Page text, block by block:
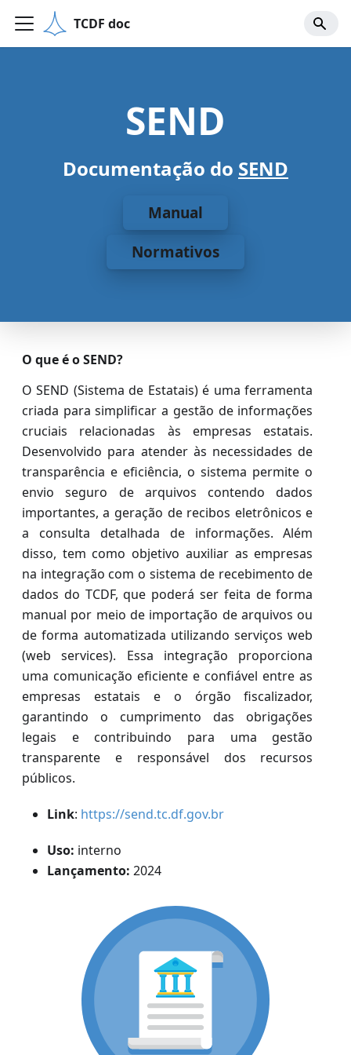
TCDF doc
SEND
Documentação do SEND
Manual
Normativos
O que é o SEND?
O SEND (Sistema de Estatais) é uma ferramenta
criada para simplificar a gestão de informações
cruciais relacionadas às empresas estatais.
Desenvolvido para atender às necessidades de
transparência e eficiência, o sistema permite o
envio seguro de arquivos contendo dados
importantes, a geração de recibos eletrônicos e
a consulta detalhada de informações. Além
disso, tem como objetivo auxiliar as empresas
na integração com o sistema de recebimento de
dados do TCDF, que poderá ser feita de forma
manual por meio de importação de arquivos ou
de forma automatizada utilizando serviços web
(web services). Essa integração proporciona
uma comunicação eficiente e confiável entre as
empresas estatais e o órgão fiscalizador,
garantindo o cumprimento das obrigações
legais e contribuindo para uma gestão
transparente e responsável dos recursos
públicos.
Link: https://send.tc.df.gov.br
Uso: interno
Lançamento: 2024